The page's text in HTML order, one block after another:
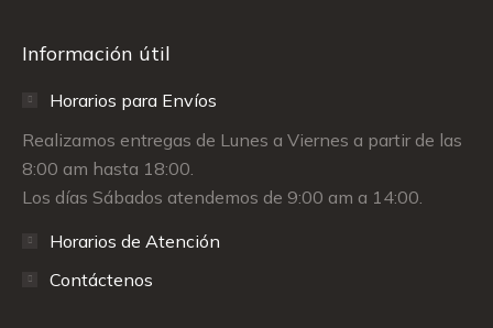
Información útil
Horarios para Envíos
Realizamos entregas de Lunes a Viernes a partir de las
8:00 am hasta 18:00.
Los días Sábados atendemos de 9:00 am a 14:00.
Horarios de Atención
Contáctenos